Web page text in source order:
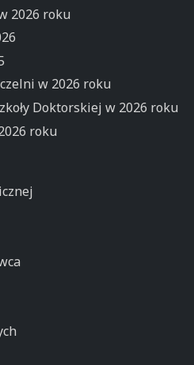
2026 roku
w 2026 roku
Doktorskiej w 2026 roku
roku